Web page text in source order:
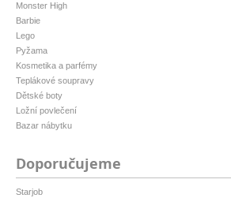
Monster High
Barbie
Lego
Pyžama
Kosmetika a parfémy
Teplákové soupravy
Dětské boty
Ložní povlečení
Bazar nábytku
Doporučujeme
Starjob